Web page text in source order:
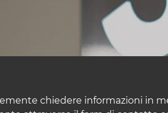
chiedere informazioni in